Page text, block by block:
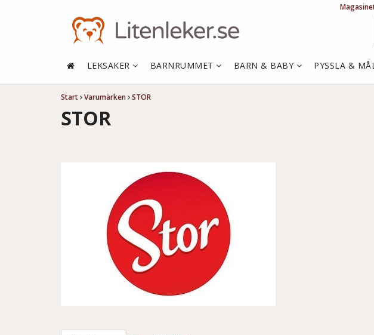
Start Varumärken STOR
STOR
LEKSAKER BARNRUMMET BARN & BABY PYSSLA &